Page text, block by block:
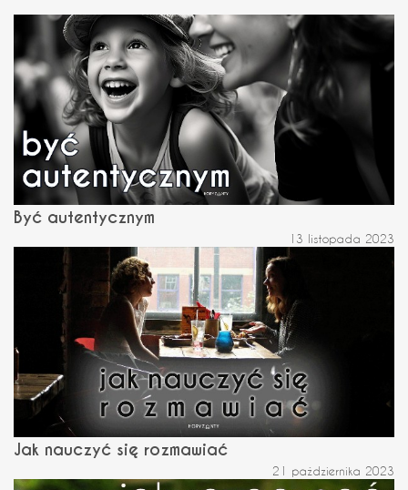
Być autentycznym
13 listopada 2023
Jak nauczyć się rozmawiać
21 października 2023